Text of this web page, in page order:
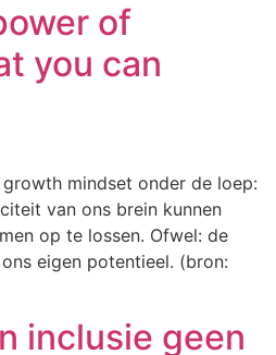
of
you can
mindset onder de loep:
van ons brein kunnen
op te lossen. Ofwel: de
eigen potentieel. (bron:
inclusie geen